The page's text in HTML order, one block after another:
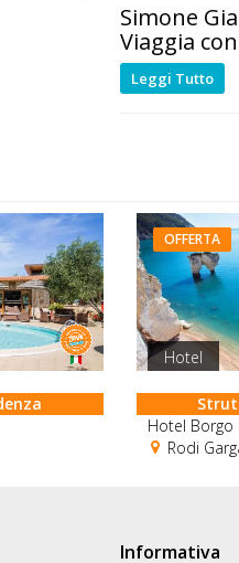
Simone
Viaggia
Leggi Tutto
OFFERTA
Hotel
Hotel Borgo
Rodi
Informativa